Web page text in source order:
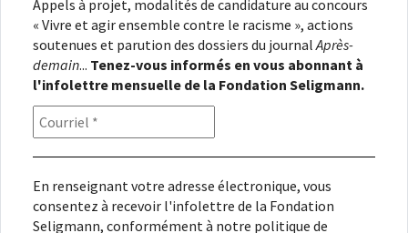
Appels à projet, modalités de candidature au concours
« Vivre et agir ensemble contre le racisme », actions
soutenues et parution des dossiers du journalAprès-
demain... Tenez-vous informés en vous abonnant à
l'infolettre mensuelle de la Fondation Seligmann.
En renseignant votre adresse électronique, vous
consentez à recevoir l'infolettre de la Fondation
Seligmann, conformément à notre politique de